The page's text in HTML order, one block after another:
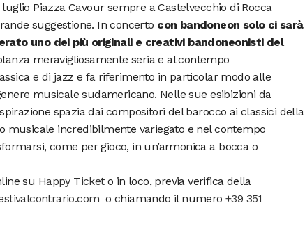
Piazza Cavour sempre a Castelvecchio di Rocca
suggestione. In concerto con bandoneon solo ci sarà
uno dei più originali e creativi bandoneonisti del
meravigliosamente seria e al contempo
e di jazz e fa riferimento in particolar modo alle
musicale sudamericano. Nelle sue esibizioni da
spazia dai compositori del barocco ai classici della
musicale incredibilmente variegato e nel contempo
come per gioco, in un’armonica a bocca o
su Happy Ticket o in loco, previa verifica della
o chiamando il numero +39 351